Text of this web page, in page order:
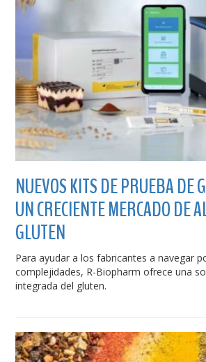
NUEVOS KITS DE PRUEBA DE
UN CRECIENTE MERCADO DE
GLUTEN
Para ayudar a los fabricantes a navegar
complejidades, R-Biopharm ofrece una
integrada del gluten.